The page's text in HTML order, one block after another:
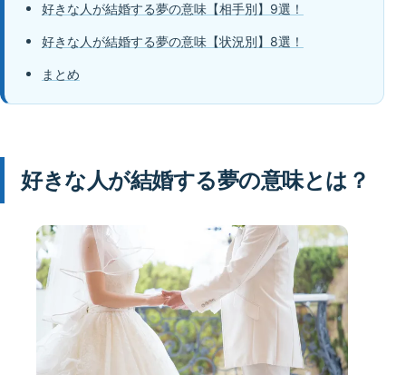
好きな人が結婚する夢の意味【相手別】9選！
好きな人が結婚する夢の意味【状況別】8選！
まとめ
好きな人が結婚する夢の意味とは？